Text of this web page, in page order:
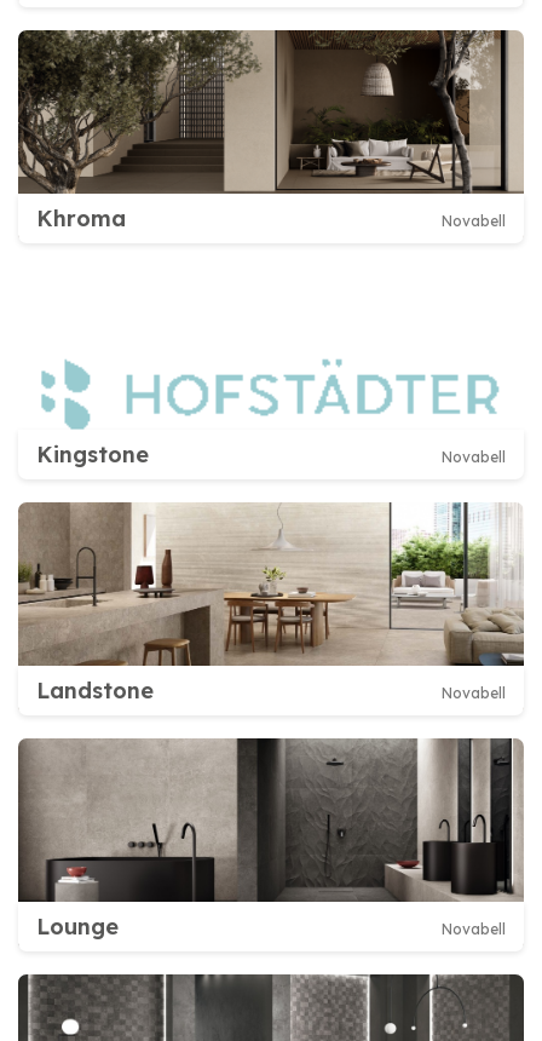
Khroma Novabell
Kingstone Novabell
Landstone Novabell
Lounge Novabell